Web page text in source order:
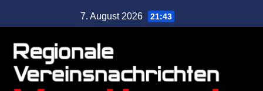
7. August 2026 21:43